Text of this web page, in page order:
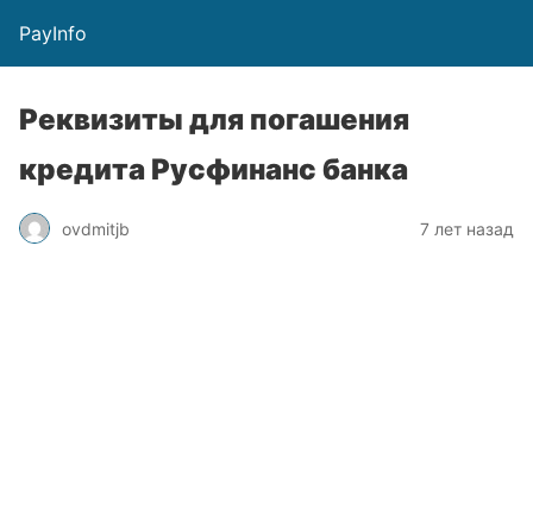
PayInfo
Реквизиты для погашения
кредита Русфинанс банка
ovdmitjb 7 лет назад